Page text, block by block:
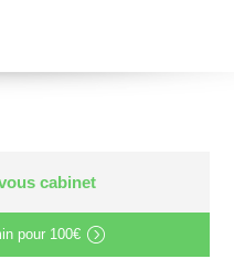
cabinet
pour 100€